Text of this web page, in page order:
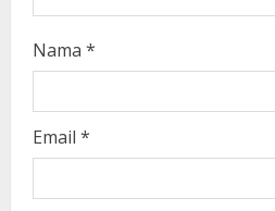
Nama *
Email *